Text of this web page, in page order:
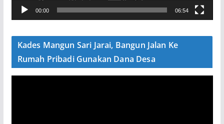
e
00:00 06:54
Kades Mangun Sari Jarai, Bangun Jalan Ke
Rumah Pribadi Gunakan Dana Desa